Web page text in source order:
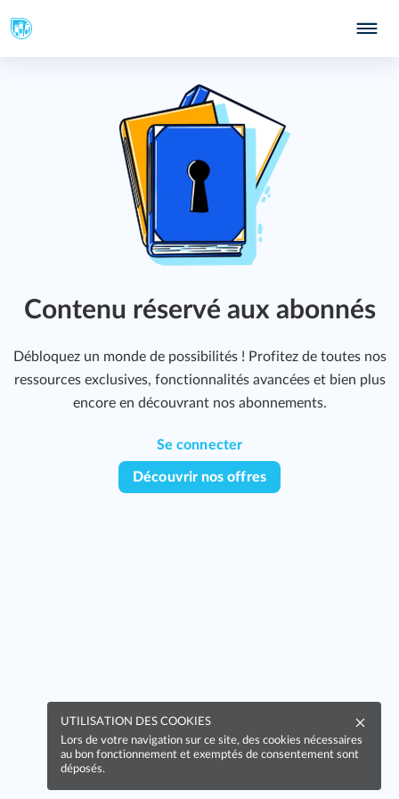
Contenu réservé aux abonnés
Débloquez un monde de possibilités ! Profitez de toutes nos
ressources exclusives, fonctionnalités avancées et bien plus
encore en découvrant nos abonnements.
Se connecter
Découvrir nos offres
UTILISATION DES COOKIES
Lors de votre navigation sur ce site, des cookies nécessaires
au bon fonctionnement et exemptés de consentement sont
déposés.